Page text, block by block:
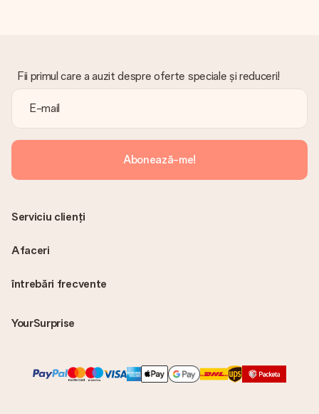
Fii primul care a auzit despre oferte speciale și reduceri!
Abonează-me!
întrebări frecvente
YourSurprise
Serviciu clienți
Afaceri